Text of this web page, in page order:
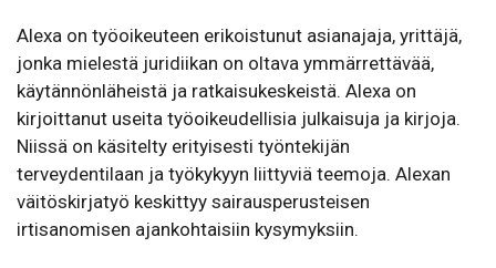
Alexa on työoikeuteen erikoistunut asianajaja, yrittäjä,
jonka mielestä juridiikan on oltava ymmärrettävää,
käytännönläheistä ja ratkaisukeskeistä. Alexa on
kirjoittanut useita työoikeudellisia julkaisuja ja kirjoja.
Niissä on käsitelty erityisesti työntekijän
terveydentilaan ja työkykyyn liittyviä teemoja. Alexan
väitöskirjatyö keskittyy sairausperusteisen
irtisanomisen ajankohtaisiin kysymyksiin.